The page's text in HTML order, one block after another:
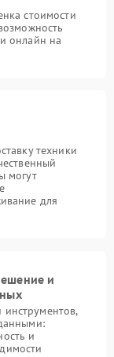
стоимости
онлайн на
техники
могут
для
и
и